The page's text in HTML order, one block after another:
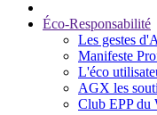
Éco-Responsabilité
Les gestes
Manifeste
L'éco
AGX les
Club EPP du